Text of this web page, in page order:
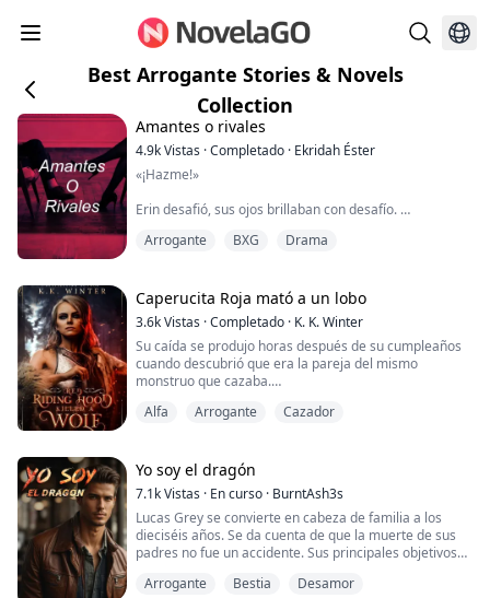
Best Arrogante Stories & Novels
Collection
Amantes o rivales
4.9kVistas ·Completado · Ekridah Éster
«¡Hazme!»
Erin desafió, sus ojos brillaban con desafío.
La mirada de Braden se entrecerró mientras la miraba,
que la tenía atrapada debajo de él en la cama, y sintió
una oleada de deseo que no podía ignorar.
Sus pantalones suaves y mojados llenaron sus ojos y
se dio cuenta entonces. Co...
Arrogante BXG Drama
Caperucita Roja mató a un lobo
3.6kVistas ·Completado · K. K. Winter
Su caída se produjo horas después de su cumpleaños
cuando descubrió que era la pareja del mismo
monstruo que cazaba.
Un padre, atormentado por el dolor del pasado, no
habían arrebatado al amor de su vida. Luchó detrás de
la pantalla mientras su hija hacía lo que él nunca pudo
hacer: matar...
Alfa Arrogante Cazador
Yo soy el dragón
7.1kVistas · En curso · BurntAsh3s
Lucas Grey se convierte en cabeza de familia a los
dieciséis años. Se da cuenta de que la muerte de sus
padres no fue un accidente. Sus principales objetivos
de sus padres.
Arrogante Bestia Desamor